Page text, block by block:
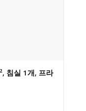
침실 1개, 프라